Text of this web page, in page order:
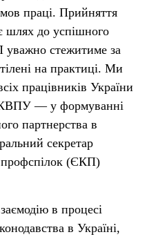
праці. Прийняття
шлях до успішного
стежитиме за
на практиці. Ми
працівників України
— у формуванні
партнерства в
секретар
профспілок (ЄКП)
в процесі
в Україні,